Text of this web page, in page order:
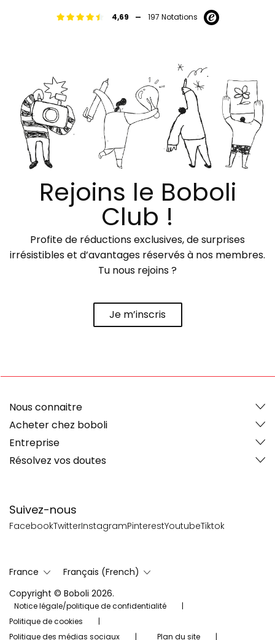
4,69 - 197 Notations
Rejoins le Boboli
Club !
Profite de réductions exclusives, de surprises
irrésistibles et d’avantages réservés à nos membres.
Tu nous rejoins ?
Je m’inscris
Suivez-nous
FacebookTwitterInstagramPinterestYoutubeTiktok
Nous connaitre
Acheter chez boboli
Entreprise
Résolvez vos doutes
France
Français (French)
Copyright © Boboli 2026.
Notice légale/politique de confidentialité
Politique de cookies
Politique des médias sociaux
Plan du site